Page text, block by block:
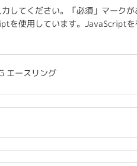
してください。「必須」マークが
を使用しています。JavaScriptを
エースリング